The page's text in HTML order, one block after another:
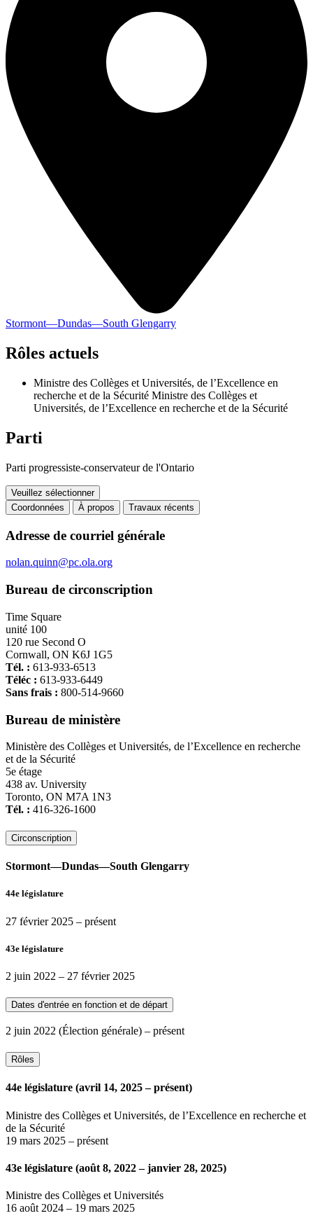
Stormont—Dundas—South Glengarry
Rôles actuels
Ministre des Collèges et Universités, de l’Excellence en
recherche et de la Sécurité Ministre des Collèges et
Universités, de l’Excellence en recherche et de la Sécurité
Parti
Parti progressiste-conservateur de l'Ontario
Veuillez sélectionner
Coordonnées
À propos Travaux récents
Coordonnées
Adresse de courriel générale
nolan.quinn@pc.ola.org
Bureau de circonscription
Time Square
unité 100
120 rue Second O
Cornwall, ON K6J 1G5
Tél. : 613-933-6513
Téléc : 613-933-6449
Sans frais : 800-514-9660
Bureau de ministère
Ministère des Collèges et Universités, de l’Excellence en recherche
et de la Sécurité
5e étage
438 av. University
Toronto, ON M7A 1N3
Tél. : 416-326-1600
Circonscription
Stormont—Dundas—South Glengarry
44e législature
27 février 2025 – présent
43e législature
2 juin 2022 – 27 février 2025
Dates d'entrée en fonction et de départ
2 juin 2022 (Élection générale) – présent
Rôles
44e législature (avril 14, 2025 – présent)
Ministre des Collèges et Universités, de l’Excellence en recherche et
de la Sécurité
19 mars 2025 – présent
43e législature (août 8, 2022 – janvier 28, 2025)
Ministre des Collèges et Universités
16 août 2024 – 19 mars 2025